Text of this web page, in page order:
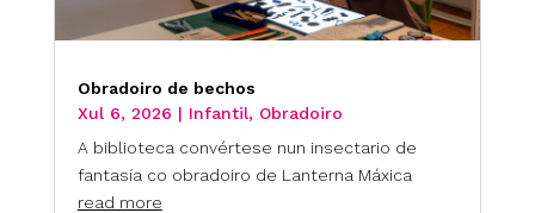
Obradoiro de bechos
Xul 6, 2026 | Infantil, Obradoiro
A biblioteca convértese nun insectario de
fantasía co obradoiro de Lanterna Máxica
read more